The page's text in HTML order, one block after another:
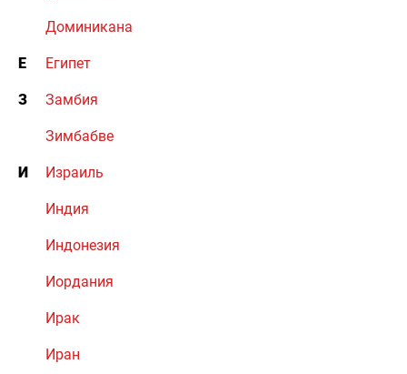
Доминикана
Е Египет
З Замбия
Зимбабве
И Израиль
Индия
Индонезия
Иордания
Ирак
Иран